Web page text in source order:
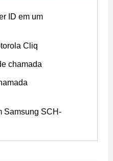
ID em um
Cliq
chamada
Samsung SCH-